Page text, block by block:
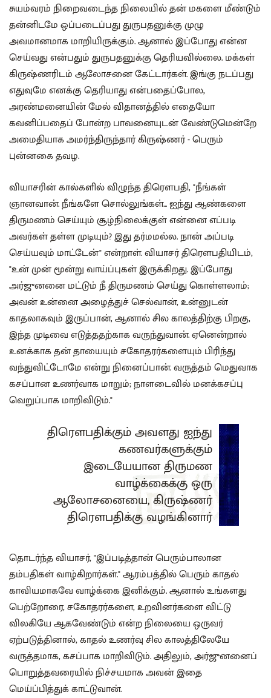
சுயம்வரம் நிறைவடைந்த நிலையில் தன் மகளை மீண்டும்
தன்னிடமே ஒப்படைப்பது துருபதனுக்கு முழு
அவமானமாக மாறியிருக்கும். ஆனால் இப்போது என்ன
செய்வது என்பதும் துருபதனுக்கு தெரியவில்லை. மக்கள்
கிருஷ்ணரிடம் ஆலோசனை கேட்டார்கள். இங்கு நடப்பது
எதுவுமே எனக்கு தெரியாது என்பதைப்போல,
அரண்மனையின் மேல் விதானத்தில் எதையோ
கவனிப்பதைப் போன்ற பாவனையுடன் வேண்டுமென்றே
அமைதியாக அமர்ந்திருந்தார் கிருஷ்ணர் - பெரும்
புன்னகை தவழ.
வியாசரின் கால்களில் விழுந்த திரௌபதி, "நீங்கள்
ஞானவான். நீங்களே சொல்லுங்கள்... ஐந்து ஆண்களை
திருமணம் செய்யும் சூழ்நிலைக்குள் என்னை எப்படி
அவர்கள் தள்ள முடியும்? இது தர்மமல்ல. நான் அப்படி
செய்யவும் மாட்டேன்" என்றாள். வியாசர் திரௌபதியிடம்,
"உன் முன் மூன்று வாய்ப்புகள் இருக்கிறது. இப்போது
அர்ஜுனனை மட்டும் நீ திருமணம் செய்து கொள்ளலாம்;
அவன் உன்னை அழைத்துச் செல்வான், உன்னுடன்
காதலாகவும் இருப்பான், ஆனால் சில காலத்திற்கு பிறகு,
இந்த முடிவை எடுத்ததற்காக வருந்துவான். ஏனென்றால்
உனக்காக தன் தாயையும் சகோதரர்களையும் பிரிந்து
வந்துவிட்டோமே என்று நினைப்பான். வருத்தம் மெதுவாக
கசப்பான உணர்வாக மாறும்; நாளடைவில் மனக்கசப்பு
வெறுப்பாக மாறிவிடும்."
திரௌபதிக்கும் அவளது ஐந்து
கணவர்களுக்கும்
இடையேயான திருமண
வாழ்க்கைக்கு ஒரு
ஆலோசனையை, கிருஷ்ணர்
திரௌபதிக்கு வழங்கினார்
தொடர்ந்த வியாசர், "இப்படித்தான் பெரும்பாலான
தம்பதிகள் வாழ்கிறார்கள்." ஆரம்பத்தில் பெரும் காதல்
காவியமாகவே வாழ்க்கை இனிக்கும். ஆனால் உங்களது
பெற்றோரை, சகோதரர்களை, உறவினர்களை விட்டு
விலகியே ஆகவேண்டும் என்ற நிலையை ஒருவர்
ஏற்படுத்தினால், காதல் உணர்வு சில காலத்திலேயே
வருத்தமாக, கசப்பாக மாறிவிடும். அதிலும், அர்ஜுனனைப்
பொறுத்தவரையில் நிச்சயமாக அவன் இதை
மெய்ப்பித்துக் காட்டுவான்.